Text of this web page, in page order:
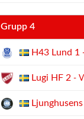
Grupp 4
H43 Lund 1
Lugi HF 2 -